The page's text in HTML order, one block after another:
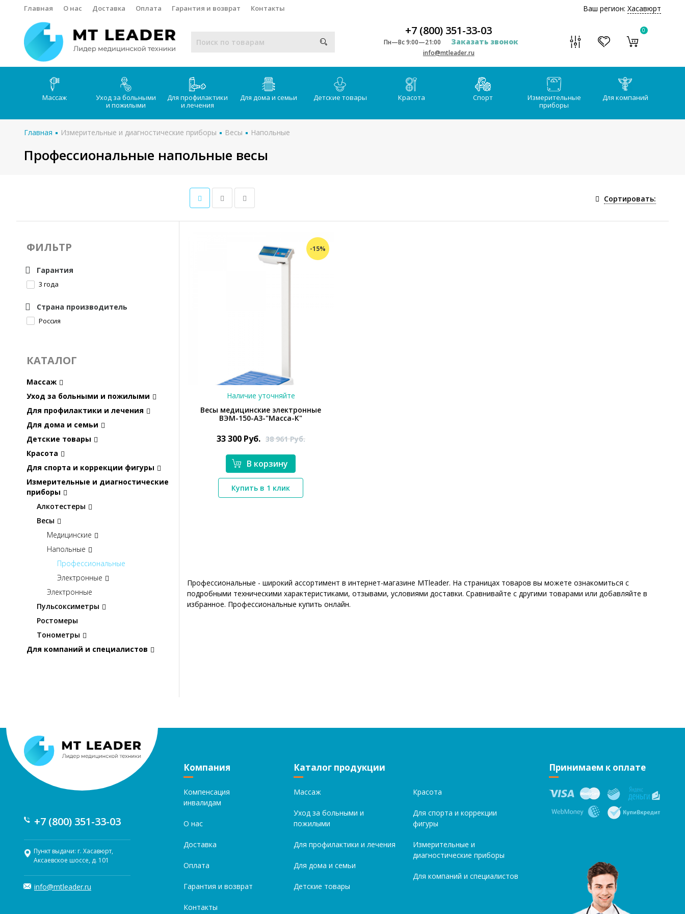
Главная О нас Доставка Оплата Гарантия и возврат Контакты Ваш регион: Хасавюрт
+7 (800) 351-33-03
Пн—Вс 9:00—21:00 Заказать звонок
info@mtleader.ru
0
Массаж
Уход за больными
и пожилыми
Для профилактики
и лечения
Для дома и семьи Детские товары Красота Спорт
Измерительные
приборы
Для компаний
Главная Измерительные и диагностические приборы Весы Напольные
Профессиональные напольные весы
Сортировать:
ФИЛЬТР
Гарантия
3 года
Страна производитель
Россия
КАТАЛОГ
Массаж
Уход за больными и пожилыми
Для профилактики и лечения
Для дома и семьи
Детские товары
Красота
Для спорта и коррекции фигуры
Измерительные и диагностические
приборы
Алкотестеры
Весы
Медицинские
Напольные
Профессиональные
Электронные
Электронные
Пульсоксиметры
Ростомеры
Тонометры
Для компаний и специалистов
-15%
Наличие уточняйте
Весы медицинские электронные
ВЭМ-150-А3-"Масса-К"
33 300 Руб. 38 961Руб.
В корзину
Купить в 1 клик
Профессиональные - широкий ассортимент в интернет-магазине MTleader. На страницах товаров вы можете ознакомиться с
подробными техническими характеристиками, отзывами, условиями доставки. Сравнивайте с другими товарами или добавляйте в
избранное. Профессиональные купить онлайн.
+7 (800) 351-33-03
Пункт выдачи: г. Хасавюрт,
Аксаевское шоссе, д. 101
info@mtleader.ru
Компания
Компенсация
инвалидам
О нас
Доставка
Оплата
Гарантия и возврат
Контакты
Каталог продукции
Массаж
Уход за больными и
пожилыми
Для профилактики и лечения
Для дома и семьи
Детские товары
Красота
Для спорта и коррекции
фигуры
Измерительные и
диагностические приборы
Для компаний и специалистов
Принимаем к оплате